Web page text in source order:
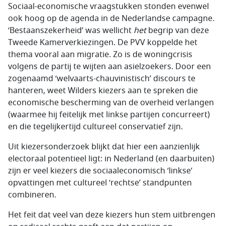
Sociaal-economische vraagstukken stonden evenwel
ook hoog op de agenda in de Nederlandse campagne.
‘Bestaanszekerheid’ was wellicht hetbegrip van deze
Tweede Kamerverkiezingen. De PVV koppelde het
thema vooral aan migratie. Zo is de woningcrisis
volgens de partij te wijten aan asielzoekers. Door een
zogenaamd ‘welvaarts-chauvinistisch’ discours te
hanteren, weet Wilders kiezers aan te spreken die
economische bescherming van de overheid verlangen
(waarmee hij feitelijk met linkse partijen concurreert)
en die tegelijkertijd cultureel conservatief zijn.
Uit kiezersonderzoek blijkt dat hier een aanzienlijk
electoraal potentieel ligt: in Nederland (en daarbuiten)
zijn er veel kiezers die sociaaleconomisch ‘linkse’
opvattingen met cultureel ‘rechtse’ standpunten
combineren.
Het feit dat veel van deze kiezers hun stem uitbrengen